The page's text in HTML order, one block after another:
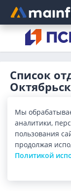
Главное меню
Список
Башкортостан.
отделения
адресу,
данные.
Показать весь
Мы
аналитики,
пользования
продолжая
Политикой